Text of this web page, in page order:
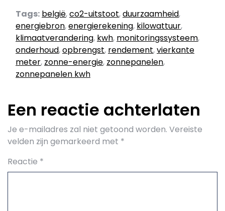
Tags: belgië,co2-uitstoot,duurzaamheid,
energiebron,energierekening, kilowattuur,
klimaatverandering, kwh, monitoringssysteem,
onderhoud,opbrengst, rendement,vierkante
meter, zonne-energie, zonnepanelen,
zonnepanelen kwh
Een reactie achterlaten
Je e-mailadres zal niet getoond worden. Vereiste
velden zijn gemarkeerd met *
Reactie *